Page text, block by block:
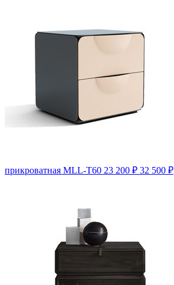
прикроватная MLL-T60 23 200 ₽ 32 500 ₽